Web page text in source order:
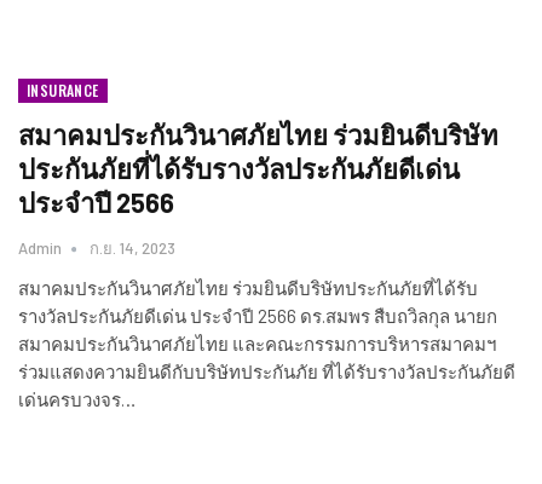
INSURANCE​
สมาคมประกันวินาศภัยไทย ร่วมยินดีบริษัท
ประกันภัยที่ได้รับรางวัลประกันภัยดีเด่น
ประจำปี 2566
Admin ก.ย. 14, 2023
สมาคมประกันวินาศภัยไทย ร่วมยินดีบริษัทประกันภัยที่ได้รับ
รางวัลประกันภัยดีเด่น ประจำปี 2566 ดร.สมพร สืบถวิลกุล นายก
สมาคมประกันวินาศภัยไทย และคณะกรรมการบริหารสมาคมฯ
ร่วมแสดงความยินดีกับบริษัทประกันภัย ที่ได้รับรางวัลประกันภัยดี
เด่นครบวงจร…